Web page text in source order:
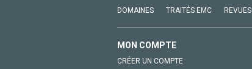
DOMAINES TRAITÉS EMC REVUES
MON COMPTE
CRÉER UN COMPTE